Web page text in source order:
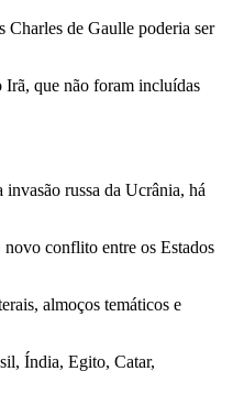
Charles de Gaulle poderia ser
Irã, que não foram incluídas
russa da Ucrânia, há
novo conflito entre os Estados
almoços temáticos e
Índia, Egito, Catar,